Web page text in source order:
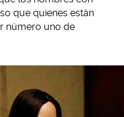
que quienes están
número uno de